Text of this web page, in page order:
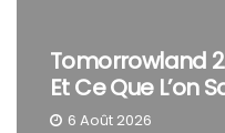
Tomorrowland
Et Ce Que L’on
6 Août 2026